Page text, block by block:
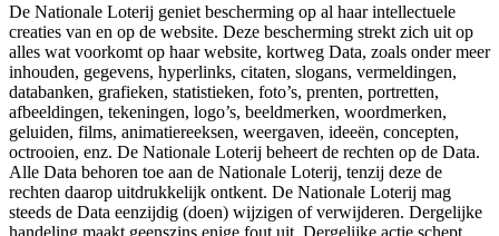
De Nationale Loterij geniet bescherming op al haar intellectuele
creaties van en op de website. Deze bescherming strekt zich uit op
alles wat voorkomt op haar website, kortweg Data, zoals onder meer
inhouden, gegevens, hyperlinks, citaten, slogans, vermeldingen,
databanken, grafieken, statistieken, foto’s, prenten, portretten,
afbeeldingen, tekeningen, logo’s, beeldmerken, woordmerken,
geluiden, films, animatiereeksen, weergaven, ideeën, concepten,
octrooien, enz. De Nationale Loterij beheert de rechten op de Data.
Alle Data behoren toe aan de Nationale Loterij, tenzij deze de
rechten daarop uitdrukkelijk ontkent. De Nationale Loterij mag
steeds de Data eenzijdig (doen) wijzigen of verwijderen. Dergelijke
handeling maakt geenszins enige fout uit. Dergelijke actie schept